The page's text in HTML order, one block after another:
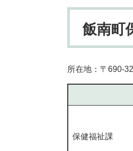
飯南町
所在地：〒690-
保健福祉課